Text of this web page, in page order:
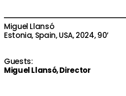
Miguel Llansó
Estonia, Spain, USA, 2024, 90’
Guests:
Miguel Llansó, Director